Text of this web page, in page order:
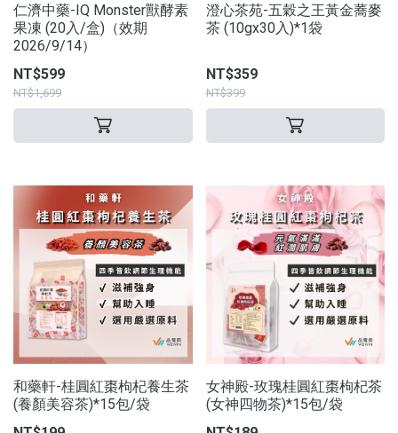
仁濟中藥-IQ Monster獸酵素
果凍 (20入/盒)（效期
2026/9/14）
NT$599
NT$1,699
澄心茶苑-五穀之王黃金蕎麥
茶 (10gx30入)*1袋
NT$359
NT$399
和藥軒-桂圓紅棗枸杞養生茶
(養顏美容茶)*15包/袋
女神殿-玫瑰桂圓紅棗枸杞茶
(女神四物茶)*15包/袋